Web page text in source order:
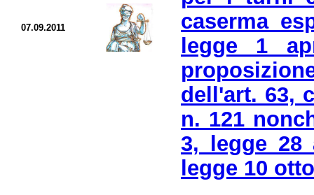
07.09.2011
caserma
legge 1
dell'art. 63,
n. 121
3, legge 28
legge 10